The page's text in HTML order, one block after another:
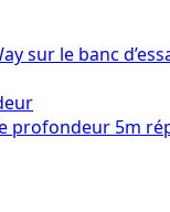
sur le banc
profondeur 5m